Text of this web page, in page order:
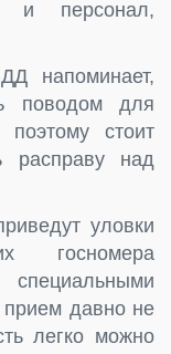
и персонал,
напоминает,
поводом для
поэтому стоит
над
уловки
госномера
прием давно не
легко можно